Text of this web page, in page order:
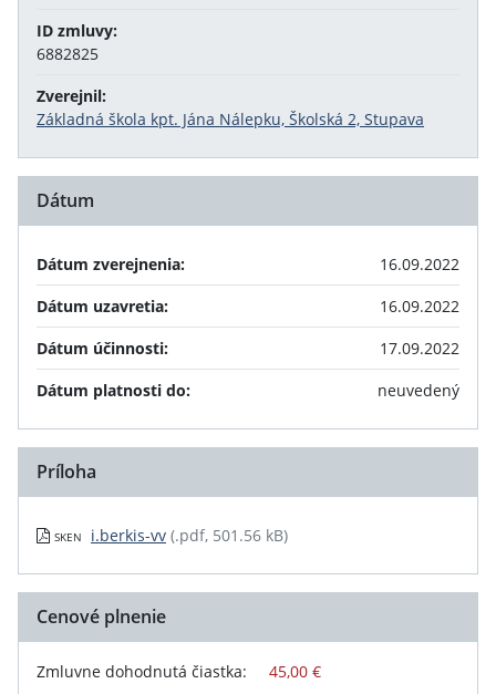
ID zmluvy:
6882825
Zverejnil:
Základná škola kpt. Jána Nálepku, Školská 2, Stupava
Dátum
Dátum zverejnenia:
16.09.2022
Dátum uzavretia:
16.09.2022
Dátum účinnosti:
17.09.2022
Dátum platnosti do:
neuvedený
Príloha
SKEN i.berkis-vv (.pdf, 501.56 kB)
Cenové plnenie
Zmluvne dohodnutá čiastka: 45,00 €